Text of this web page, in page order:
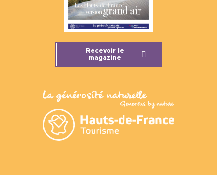
Recevoir le
magazine